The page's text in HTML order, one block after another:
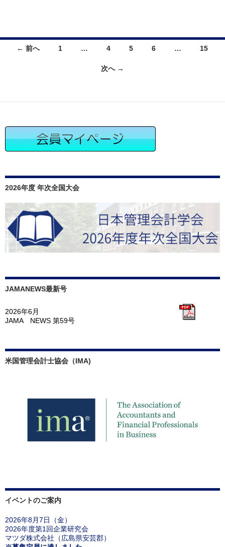
ー
ョ
ン
← 前へ 1 … 4 5 6 … 15
次へ →
2026年度 年次全国大会
JAMANEWS最新号
2026年6月
JAMA NEWS 第59号
米国管理会計士協会（IMA)
イベントのご案内
2026年8月7日（金）
2026年度第1回企業研究会
マツダ株式会社（広島県安芸郡）